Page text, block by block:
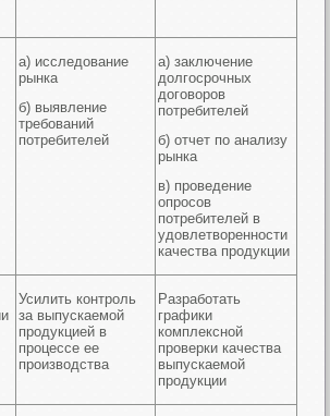
а) исследование
рынка
б) выявление
требований
потребителей
а) заключение
долгосрочных
договоров
потребителей
б) отчет по анализу
рынка
в) проведение
опросов
потребителей в
удовлетворенности
качества продукции
Усилить контроль
за выпускаемой
продукцией в
процессе ее
производства
Разработать
графики
комплексной
проверки качества
выпускаемой
продукции